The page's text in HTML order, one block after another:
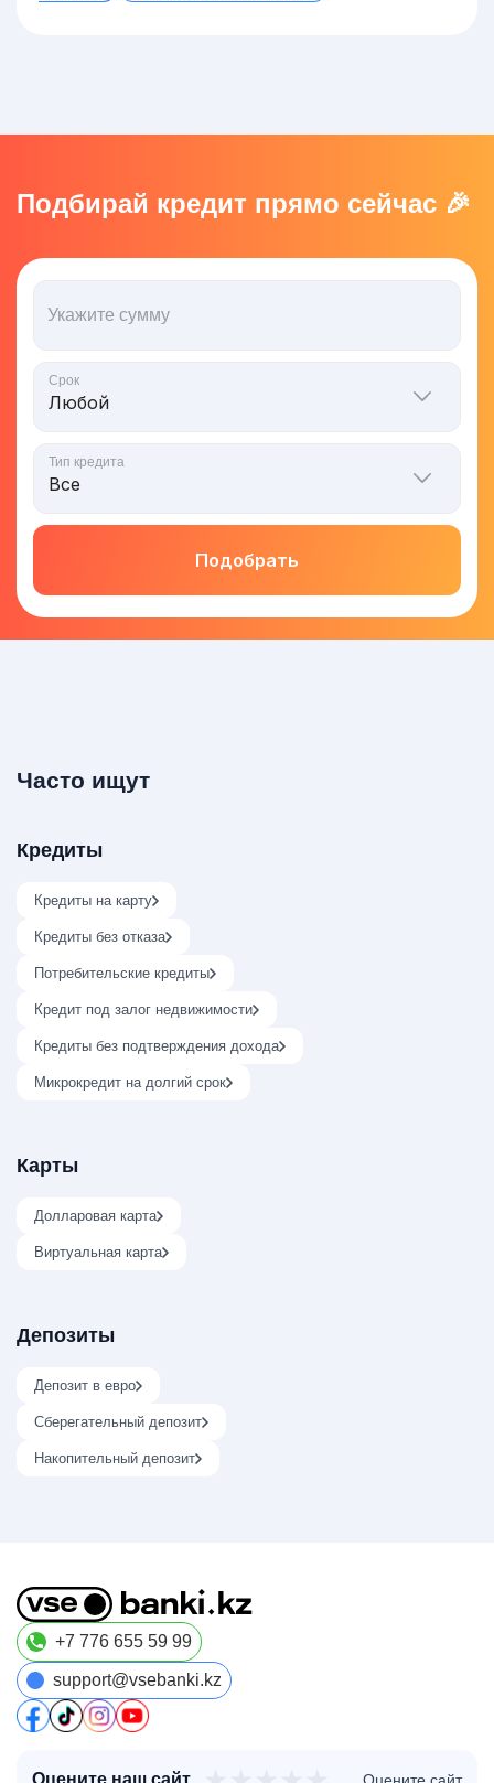
Подбирай кредит прямо сейчас 🎉
Укажите сумму
Срок
Тип кредита
Подобрать
Часто ищут
Кредиты
Кредиты на карту
Кредиты без отказа
Потребительские кредиты
Кредит под залог недвижимости
Кредиты без подтверждения дохода
Микрокредит на долгий срок
Карты
Долларовая карта
Виртуальная карта
Депозиты
Депозит в евро
Сберегательный депозит
Накопительный депозит
+7 776 655 59 99
support@vsebanki.kz
Оцените наш сайт